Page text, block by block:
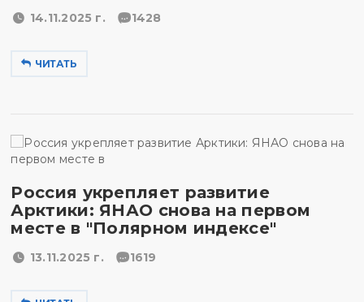
14.11.2025 г. 1428
ЧИТАТЬ
Россия укрепляет развитие
Арктики: ЯНАО снова на первом
месте в "Полярном индексе"
13.11.2025 г. 1619